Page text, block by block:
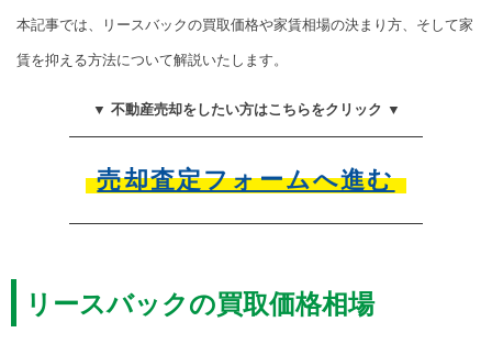
本記事では、リースバックの買取価格や家賃相場の決まり方、そして家
賃を抑える方法について解説いたします。
▼ 不動産売却をしたい方はこちらをクリック ▼
売却査定フォームへ進む
リースバックの買取価格相場